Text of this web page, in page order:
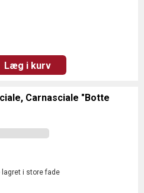
Læg i kurv
Carnasciale "Botte
i store fade